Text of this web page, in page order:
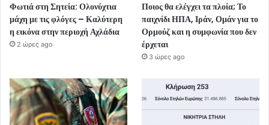
Φωτιά στη Σητεία: Ολονύχτια
μάχη με τις φλόγες – Καλύτερη
η εικόνα στην περιοχή Αχλάδια
2 ώρες ago
Ποιος θα ελέγχει τα πλοία; Το
παιχνίδι ΗΠΑ, Ιράν, Ομάν για το
Ορμούζ και η συμφωνία που δεν
έρχεται
3 ώρες ago